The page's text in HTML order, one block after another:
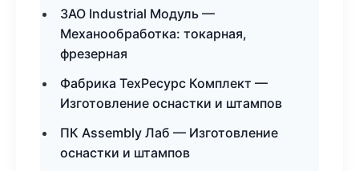
ЗАО Industrial Модуль —
Механообработка: токарная,
фрезерная
Фабрика ТехРесурс Комплект —
Изготовление оснастки и штампов
ПК Assembly Лаб — Изготовление
оснастки и штампов